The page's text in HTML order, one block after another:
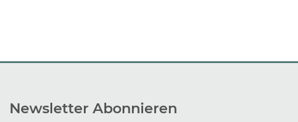
Newsletter Abonnieren